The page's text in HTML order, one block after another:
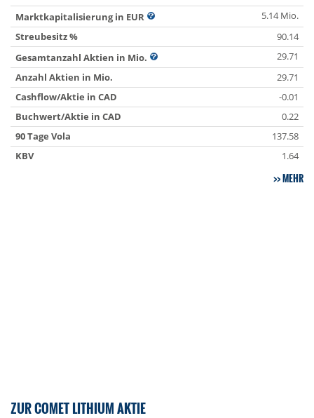
Marktkapitalisierung in EUR
5.14 Mio.
Streubesitz %
90.14
Gesamtanzahl Aktien in Mio.
29.71
Anzahl Aktien in Mio.
29.71
Cashflow/Aktie in CAD
-0.01
Buchwert/Aktie in CAD
0.22
90 Tage Vola
137.58
KBV
1.64
MEHR
ZUR COMET LITHIUM AKTIE